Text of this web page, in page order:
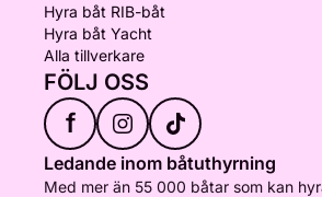
Hyra båt RIB-båt
Hyra båt Yacht
Alla tillverkare
FÖLJ OSS
f
Ledande inom båtuthyrning
Med mer än 55 000 båtar som kan